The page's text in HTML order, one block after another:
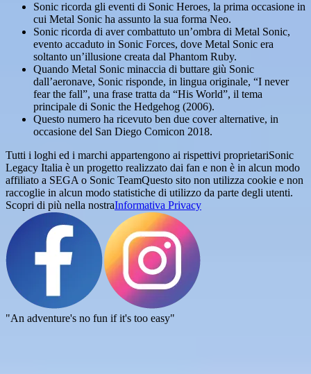
Sonic ricorda gli eventi di Sonic Heroes, la prima occasione in
cui Metal Sonic ha assunto la sua forma Neo.
Sonic ricorda di aver combattuto un’ombra di Metal Sonic,
evento accaduto in Sonic Forces, dove Metal Sonic era
soltanto un’illusione creata dal Phantom Ruby.
Quando Metal Sonic minaccia di buttare giù Sonic
dall’aeronave, Sonic risponde, in lingua originale, “I never
fear the fall”, una frase tratta da “His World”, il tema
principale di Sonic the Hedgehog (2006).
Questo numero ha ricevuto ben due cover alternative, in
occasione del San Diego Comicon 2018.
Tutti i loghi ed i marchi appartengono ai rispettivi proprietariSonic
Legacy Italia è un progetto realizzato dai fan e non è in alcun modo
affiliato a SEGA o Sonic TeamQuesto sito non utilizza cookie e non
raccoglie in alcun modo statistiche di utilizzo da parte degli utenti.
Scopri di più nella nostraInformativa Privacy
"An adventure's no fun if it's too easy"